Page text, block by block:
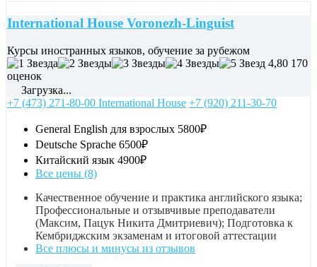
International House Voronezh-Linguist
Курсы иностранных языков, обучение за рубежом
4,80 170
оценок
Загрузка...
+7 (473) 271-80-00 International House +7 (920) 211-30-70
General English для взрослых 5800₽
Deutsche Sprache 6500₽
Китайский язык 4900₽
Все цены (8)
Качественное обучение и практика английского языка;
Профессиональные и отзывчивые преподаватели
(Максим, Пацук Никита Дмитриевич); Подготовка к
Кембриджским экзаменам и итоговой аттестации
Все плюсы и минусы из отзывов